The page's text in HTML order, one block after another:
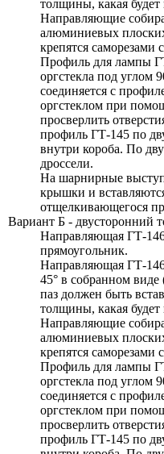
толщины, какая будет
Направляющие
алюминиевых
крепятся саморезами
Профиль для лампы
оргстекла под углом
соединяется с
оргстеклом при
просверлить
профиль ГТ-145 по
внутри короба. По
дроссели.
На шарнирные
крышки и
отщелкивающегося
Вариант Б - двусторонний
Направляющая ГТ-146
прямоугольник.
Направляющая ГТ-
45° в собранном
паз должен быть
толщины, какая будет
Направляющие
алюминиевых
крепятся саморезами
Профиль для лампы
оргстекла под углом
соединяется с
оргстеклом при
просверлить
профиль ГТ-145 по